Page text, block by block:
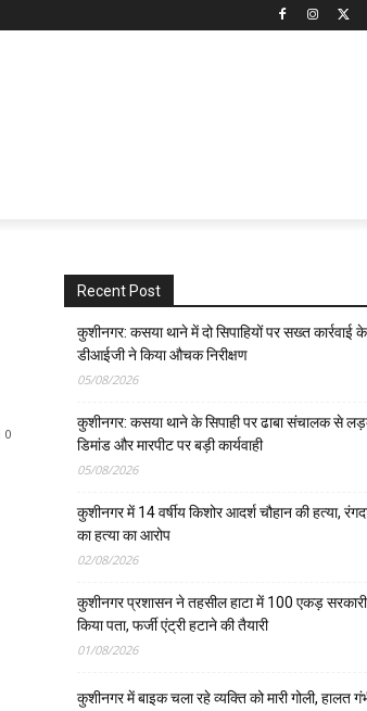
0
Recent Post
कुशीनगर: कसया थाने में दो सिपाहियों पर सख्त कार्रवाई
डीआईजी ने किया औचक निरीक्षण
05/08/2026
कुशीनगर: कसया थाने के सिपाही पर ढाबा संचालक से
डिमांड और मारपीट पर बड़ी कार्यवाही
05/08/2026
कुशीनगर में 14 वर्षीय किशोर आदर्श चौहान की हत्या,
का हत्या का आरोप
02/08/2026
कुशीनगर प्रशासन ने तहसील हाटा में 100 एकड़ सरकारी
किया पता, फर्जी एंट्री हटाने की तैयारी
01/08/2026
कुशीनगर में बाइक चला रहे व्यक्ति को मारी गोली, हालत